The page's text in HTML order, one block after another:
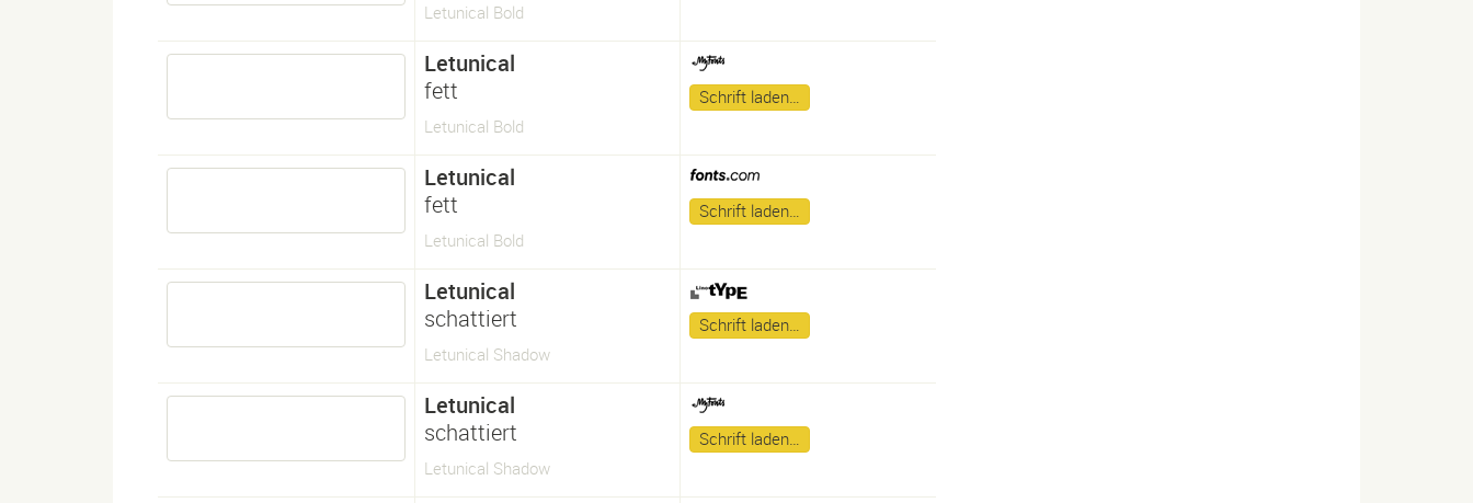
Letunical Bold
Letunical
fett
Letunical Bold
Schrift laden…
Letunical
fett
Letunical Bold
Schrift laden…
Letunical
schattiert
Letunical Shadow
Schrift laden…
Letunical
schattiert
Letunical Shadow
Schrift laden…